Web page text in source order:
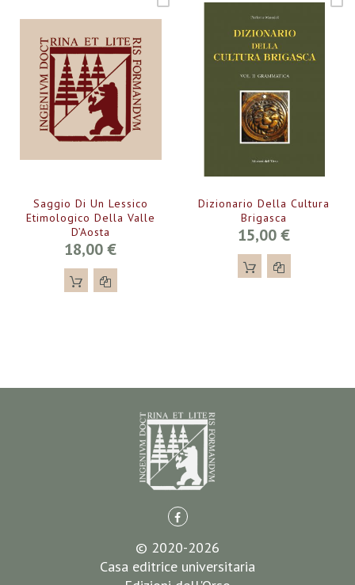
Saggio Di Un Lessico
Etimologico Della Valle
D’Aosta
18,00 €
Dizionario Della Cultura
Brigasca
15,00 €
© 2020-2026
Casa editrice universitaria